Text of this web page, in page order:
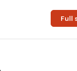
Full